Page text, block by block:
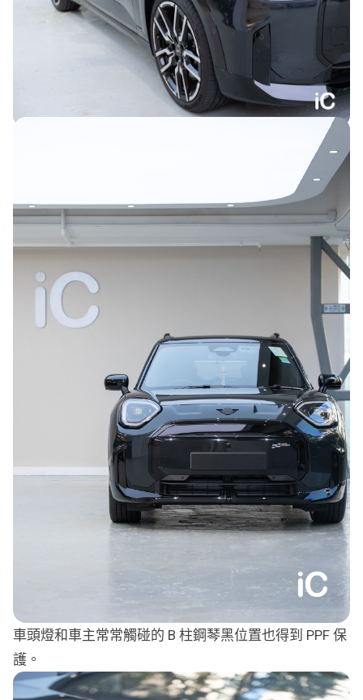
車頭燈和車主常常觸碰的 B 柱鋼琴黑位置也得到 PPF 保
護。